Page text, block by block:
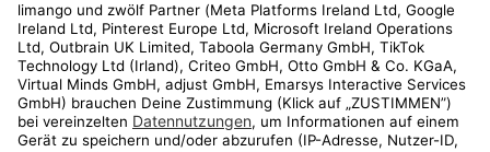
Kundenservice
Shop
Aktionen